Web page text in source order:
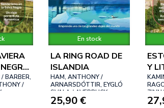
BARBER,
/
En stock
LA RING ROAD DE
ISLANDIA
HAM, ANTHONY /
ARNARSDÓTTIR, EYGLÓ
SVALA / AVERBUCK,
ALEXIS / BREMNER, JADE
25,90 €
Y